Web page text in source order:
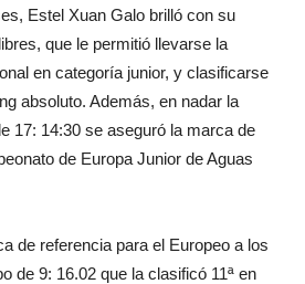
Estel Xuan Galo brilló con su
que le permitió llevarse la
en categoría junior, y clasificarse
absoluto. Además, en nadar la
17: 14:30 se aseguró la marca de
de Europa Junior de Aguas
de referencia para el Europeo a los
de 9: 16.02 que la clasificó 11ª en